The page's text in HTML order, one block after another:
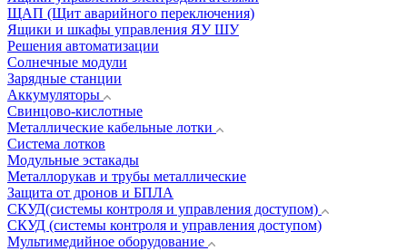
ЩАП (Щит аварийного переключения)
Ящики и шкафы управления ЯУ ШУ
Решения автоматизации
Солнечные модули
Зарядные станции
Аккумуляторы
Свинцово-кислотные
Металлические кабельные лотки
Система лотков
Модульные эстакады
Металлорукав и трубы металлические
Защита от дронов и БПЛА
СКУД(системы контроля и управления доступом)
СКУД (системы контроля и управления доступом)
Мультимедийное оборудование